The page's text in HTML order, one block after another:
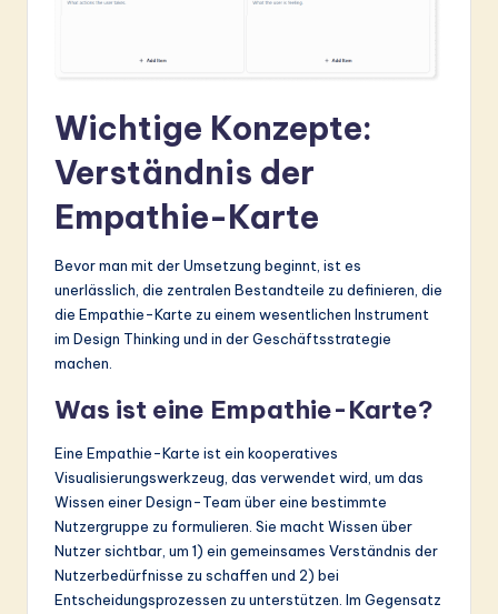
o
ti
Wichtige Konzepte:
Verständnis der
Empathie-Karte
Bevor man mit der Umsetzung beginnt, ist es
unerlässlich, die zentralen Bestandteile zu definieren, die
die Empathie-Karte zu einem wesentlichen Instrument
im Design Thinking und in der Geschäftsstrategie
machen.
Was ist eine Empathie-Karte?
Eine Empathie-Karte ist ein kooperatives
Visualisierungswerkzeug, das verwendet wird, um das
Wissen einer Design-Team über eine bestimmte
Nutzergruppe zu formulieren. Sie macht Wissen über
Nutzer sichtbar, um 1) ein gemeinsames Verständnis der
Nutzerbedürfnisse zu schaffen und 2) bei
Entscheidungsprozessen zu unterstützen. Im Gegensatz